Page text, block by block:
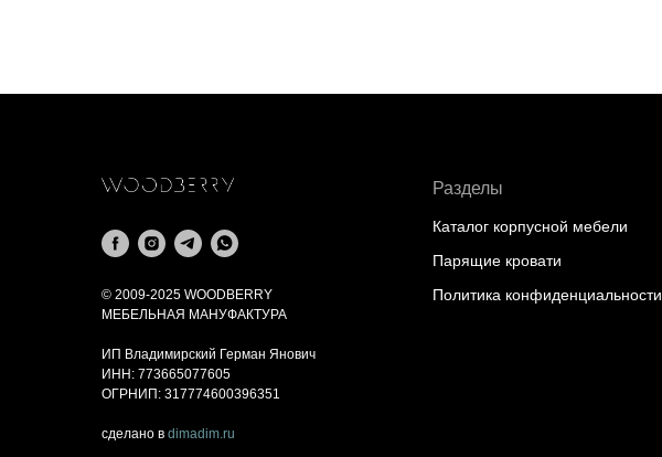
© 2009-2025 WOODBERRY
МЕБЕЛЬНАЯ МАНУФАКТУРА
ИП Владимирский Герман Янович
ИНН: 773665077605
ОГРНИП: 317774600396351
сделано в dimadim.ru
Разделы
Каталог корпусной мебели
Парящие кровати
Политика конфиденциальности